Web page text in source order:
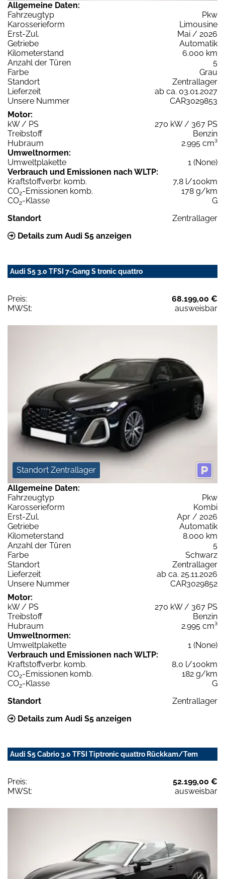
Allgemeine Daten:
Fahrzeugtyp
Pkw
Karosserieform
Limousine
Erst-Zul.
Mai / 2026
Getriebe
Automatik
Kilometerstand
6.000 km
Anzahl der Türen
5
Farbe
Grau
Standort
Zentrallager
Lieferzeit
ab ca. 03.01.2027
Unsere Nummer
CAR3029853
Motor:
kW / PS
270 kW / 367 PS
Treibstoff
Benzin
Hubraum
2.995 cm³
Umweltnormen:
Umweltplakette
1 (None)
Verbrauch und Emissionen nach WLTP:
Kraftstoffverbr. komb.
7,8 l/100km
CO2-Emissionen komb.
178 g/km
CO2-Klasse
G
Standort
Zentrallager
Details zum Audi S5 anzeigen
Audi S5 3.0 TFSI 7-Gang S tronic quattro
Preis:
68.199,00 €
MWSt:
ausweisbar
Standort Zentrallager
Allgemeine Daten:
Fahrzeugtyp
Pkw
Karosserieform
Kombi
Erst-Zul.
Apr / 2026
Getriebe
Automatik
Kilometerstand
8.000 km
Anzahl der Türen
5
Farbe
Schwarz
Standort
Zentrallager
Lieferzeit
ab ca. 25.11.2026
Unsere Nummer
CAR3029852
Motor:
kW / PS
270 kW / 367 PS
Treibstoff
Benzin
Hubraum
2.995 cm³
Umweltnormen:
Umweltplakette
1 (None)
Verbrauch und Emissionen nach WLTP:
Kraftstoffverbr. komb.
8,0 l/100km
CO2-Emissionen komb.
182 g/km
CO2-Klasse
G
Standort
Zentrallager
Details zum Audi S5 anzeigen
Audi S5 Cabrio 3.0 TFSI Tiptronic quattro Rückkam/Tem
Preis:
52.199,00 €
MWSt:
ausweisbar